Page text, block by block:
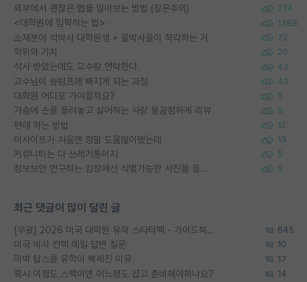
외부에서 괜찮은 랩을 알아보는 방법 (장문주의) 274
<대학원에 입학하는 법> 1388
소재분야 석박사 대학원생 + 물박사들이 착각하는 거 72
학위의 가치 20
석사 받았는데도 교수랑 연락한다. 43
교수님이 슬럼프에 빠지게 되는 과정 40
대학원 어디로 가야할까요? 5
가슴에 손을 올려놓고 싫어하는 사람 불공정하게 리뷰 9
편애 하는 방법 12
이사이트가 처음엔 정말 도움많이됐는데 13
커뮤니티는 다 쓰레기통이지 5
정보보안 연구하는 입장에선 식별가능한 사진을 올리는건 비추이긴함 5
최근 댓글이 많이 달린 글
[무료] 2026 미국 대학원 유학 스타터팩 - 가이드북 & 합격자 컨택메일 템플릿 645
미국 박사 컨택 메일 답변 질문 10
미박 탑스쿨 유학이 빡세진 이유 17
혹시 이정도 스펙이면 어느정도 잡고 준비해야하나요? 14